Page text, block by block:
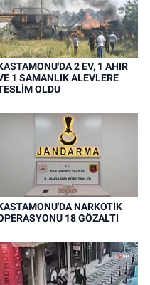
2 EV, 1 AHIR
1 SAMANLIK ALEVLERE
OLDU
NARKOTİK
18 GÖZALTI